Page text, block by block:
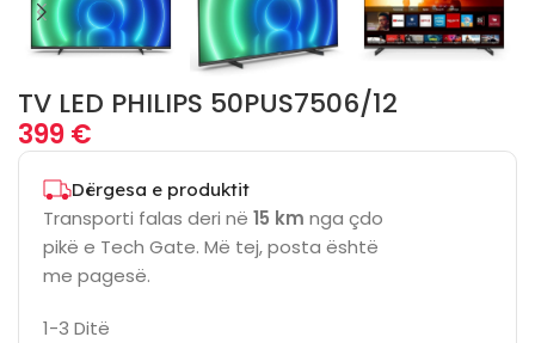
TV LED PHILIPS 50PUS7506/12
399€
Dërgesa e produktit
Transporti falas deri në 15 km nga çdo
pikë e Tech Gate. Më tej, posta është
me pagesë.
1-3 Ditë